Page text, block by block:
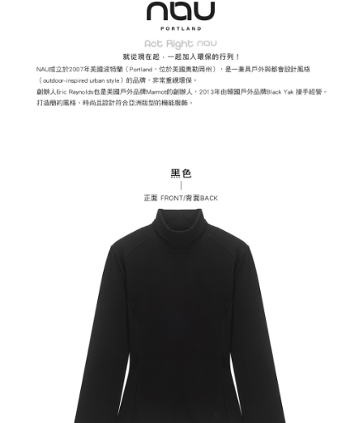
１．透過由恩沛科技股份有限公司提供之「AFTEE先享後付」服務完成之交
易，需依本服務之必要範圍內提供個人資料，並將交易相關給付款項請求債
權轉讓予恩沛科技股份有限公司。
２．關於個人資料處理事宜，請瀏覽以下網址：
https://aftee.tw/terms/#terms3
３．未成年的使用者請事先徵得法定代理人或監護人之同意方可使用
５．嚴禁一人註冊多個帳號或使用他人資訊註冊。若發現惡意使用之情形，
恩沛科技股份有限公司將有權停止該用戶之使用額度並採取法律行動。
每筆NT$60，滿NT$799(含以上)免運費
每筆NT$60，滿NT$799(含以上)免運費